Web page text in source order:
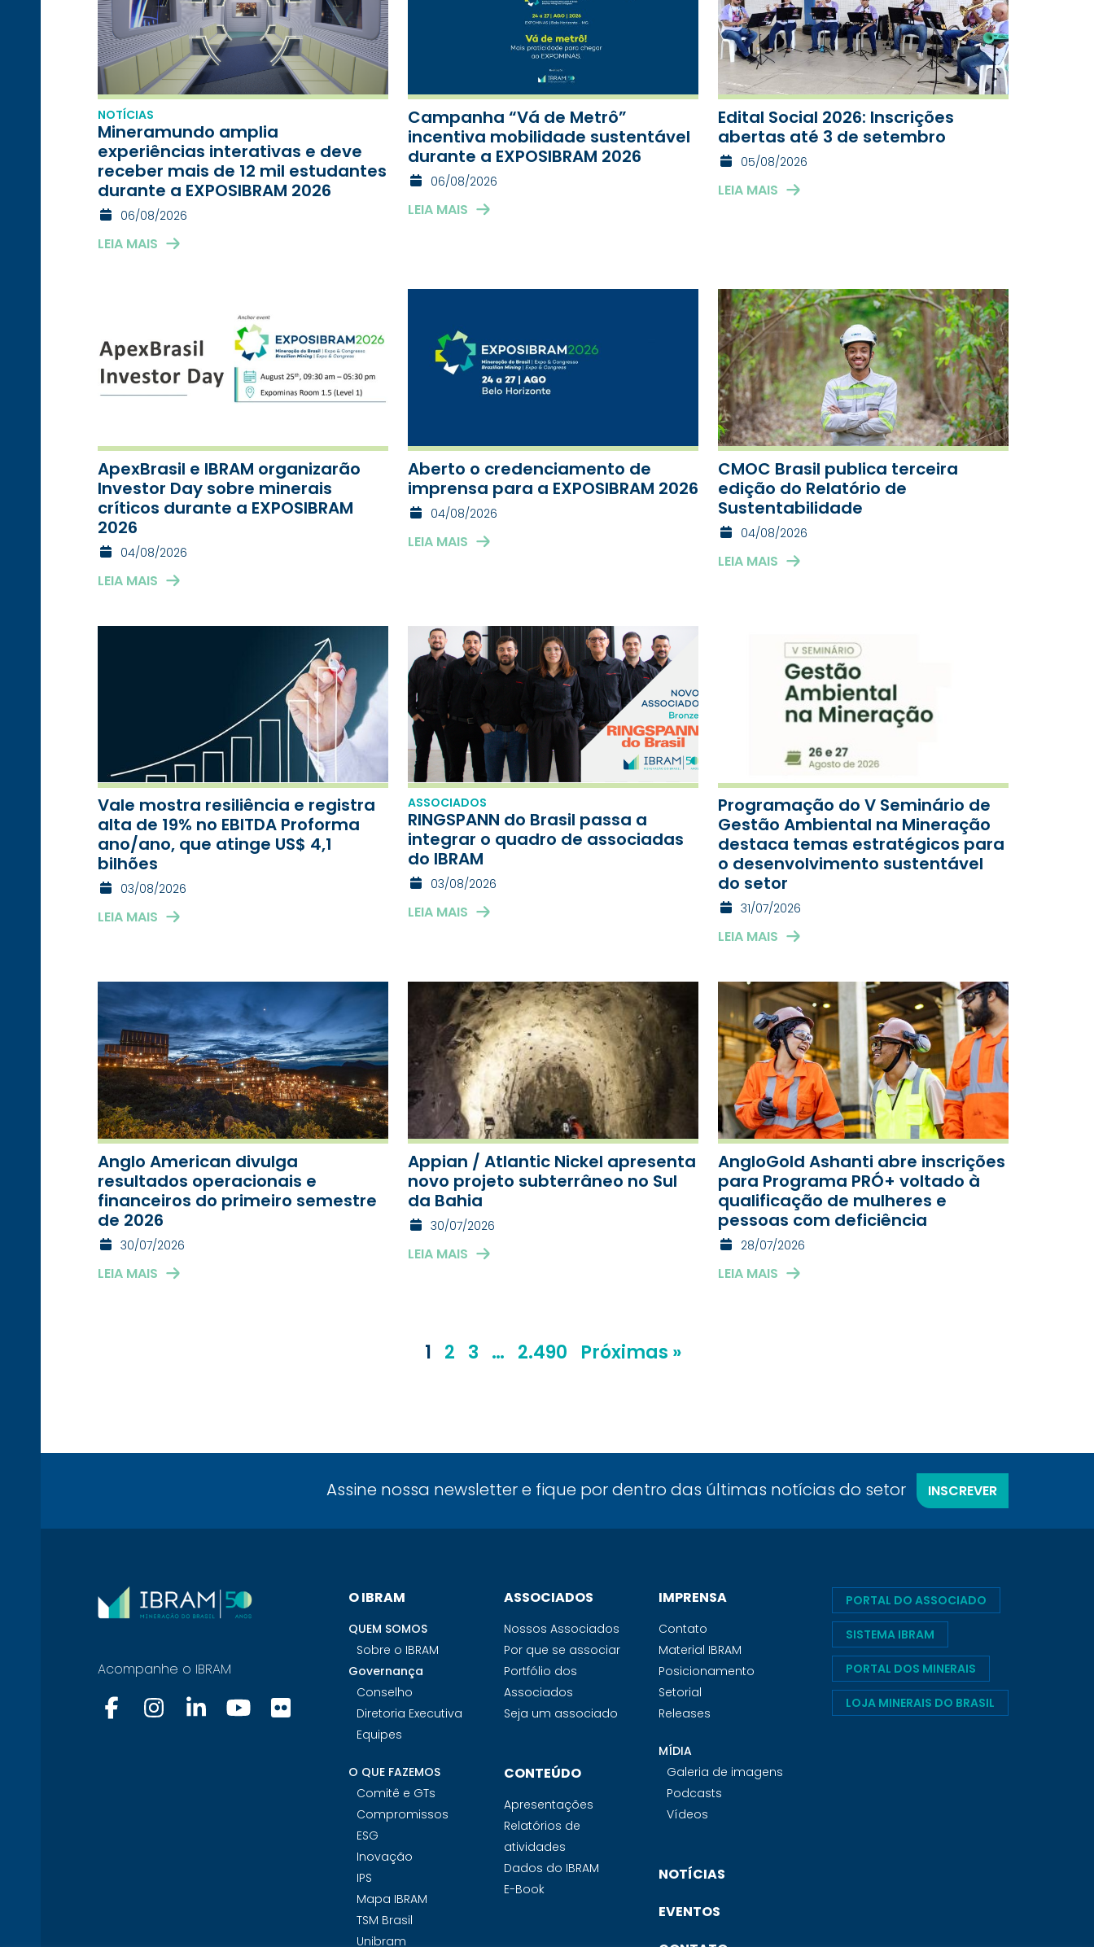
NOTÍCIAS
Mineramundo amplia
experiências interativas e deve
receber mais de 12 mil estudantes
durante a EXPOSIBRAM 2026
06/08/2026
LEIA MAIS
Campanha “Vá de Metrô”
incentiva mobilidade sustentável
durante a EXPOSIBRAM 2026
06/08/2026
LEIA MAIS
Edital Social 2026: Inscrições
abertas até 3 de setembro
05/08/2026
LEIA MAIS
ApexBrasil e IBRAM organizarão
Investor Day sobre minerais
críticos durante a EXPOSIBRAM
2026
04/08/2026
LEIA MAIS
Aberto o credenciamento de
imprensa para a EXPOSIBRAM 2026
04/08/2026
LEIA MAIS
CMOC Brasil publica terceira
edição do Relatório de
Sustentabilidade
04/08/2026
LEIA MAIS
Vale mostra resiliência e registra
alta de 19% no EBITDA Proforma
ano/ano, que atinge US$ 4,1
bilhões
03/08/2026
LEIA MAIS
ASSOCIADOS
RINGSPANN do Brasil passa a
integrar o quadro de associadas
do IBRAM
03/08/2026
LEIA MAIS
Programação do V Seminário de
Gestão Ambiental na Mineração
destaca temas estratégicos para
o desenvolvimento sustentável
do setor
31/07/2026
LEIA MAIS
Anglo American divulga
resultados operacionais e
financeiros do primeiro semestre
de 2026
30/07/2026
LEIA MAIS
Appian / Atlantic Nickel apresenta
novo projeto subterrâneo no Sul
da Bahia
30/07/2026
LEIA MAIS
AngloGold Ashanti abre inscrições
para Programa PRÓ+ voltado à
qualificação de mulheres e
pessoas com deficiência
28/07/2026
LEIA MAIS
1 2 3 … 2.490 Próximas »
Assine nossa newsletter e fique por dentro das últimas notícias do setor INSCREVER
Acompanhe o IBRAM
O IBRAM
QUEM SOMOS
Sobre o IBRAM
Governança
Conselho
Diretoria Executiva
Equipes
O QUE FAZEMOS
Comitê e GTs
Compromissos
ESG
Inovação
IPS
Mapa IBRAM
TSM Brasil
Unibram
ASSOCIADOS
Nossos Associados
Por que se associar
Portfólio dos
Associados
Seja um associado
CONTEÚDO
Apresentações
Relatórios de
atividades
Dados do IBRAM
E-Book
IMPRENSA
Contato
Material IBRAM
Posicionamento
Setorial
Releases
MÍDIA
Galeria de imagens
Podcasts
Vídeos
NOTÍCIAS
EVENTOS
PORTAL DO ASSOCIADO
SISTEMA IBRAM
PORTAL DOS MINERAIS
LOJA MINERAIS DO BRASIL